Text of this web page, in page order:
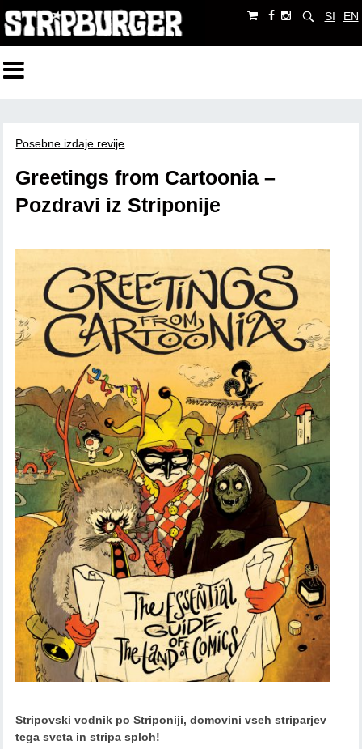
SI EN
Posebne izdaje revije
Greetings from Cartoonia –
Pozdravi iz Striponije
Stripovski vodnik po Striponiji, domovini vseh striparjev
tega sveta in stripa sploh!